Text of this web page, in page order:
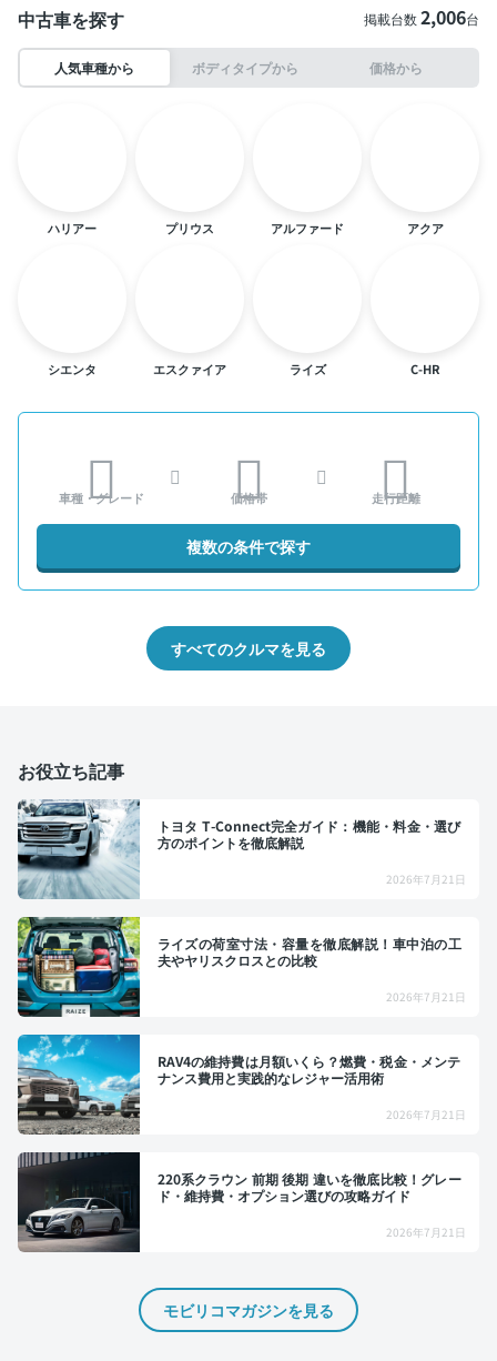
中古車を探す 掲載台数2,006台
人気車種から ボディタイプから 価格から
ハリアー プリウス アルファード アクア
シエンタ エスクァイア ライズ C-HR
車種・グレード 価格帯 走行距離
複数の条件で探す
すべてのクルマを見る
お役立ち記事
トヨタ T-Connect完全ガイド：機能・料金・選び
方のポイントを徹底解説
2026年7月21日
ライズの荷室寸法・容量を徹底解説！車中泊の工
夫やヤリスクロスとの比較
2026年7月21日
RAV4の維持費は月額いくら？燃費・税金・メンテ
ナンス費用と実践的なレジャー活用術
2026年7月21日
220系クラウン 前期 後期 違いを徹底比較！グレー
ド・維持費・オプション選びの攻略ガイド
2026年7月21日
モビリコマガジンを見る